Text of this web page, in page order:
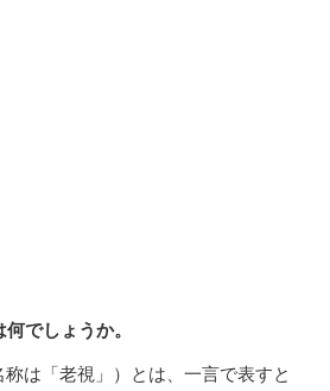
でしょうか。
は「老視」）とは、一言で表すと